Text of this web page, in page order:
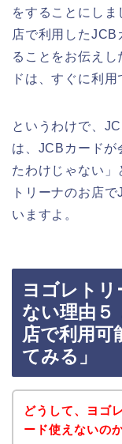
をすることにし
店で利用したJCB
ることをお伝え
ドは、すぐに利用
というわけで、
は、JCBカードが
たわけじゃない」
トリーナのお店
いますよ。
ヨゴレトリ
ない理由５
店で利用可
てみる」
どうして、ヨゴ
ード使えないの